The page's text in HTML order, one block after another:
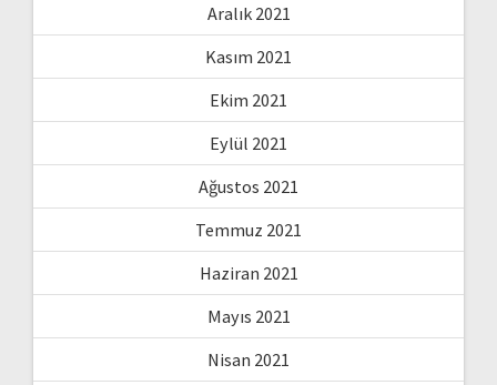
Aralık 2021
Kasım 2021
Ekim 2021
Eylül 2021
Ağustos 2021
Temmuz 2021
Haziran 2021
Mayıs 2021
Nisan 2021